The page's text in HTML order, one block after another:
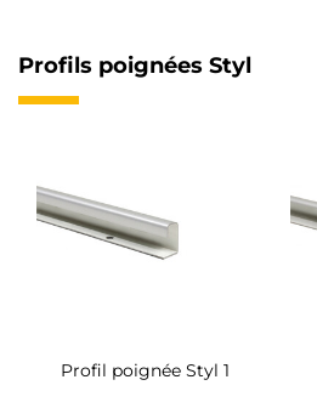
Profils poignées Styl
Profil poignée Styl 1